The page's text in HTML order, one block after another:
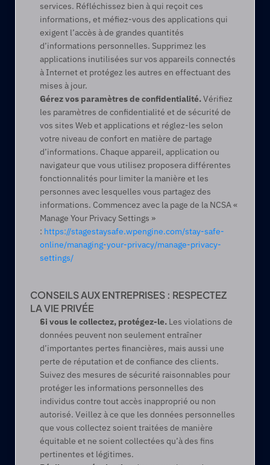
services. Réfléchissez bien à qui reçoit ces
informations, et méfiez-vous des applications qui
exigent l’accès à de grandes quantités
d’informations personnelles. Supprimez les
applications inutilisées sur vos appareils connectés
à Internet et protégez les autres en effectuant des
mises à jour.
Gérez vos paramètres de confidentialité. Vérifiez
les paramètres de confidentialité et de sécurité de
vos sites Web et applications et réglez-les selon
votre niveau de confort en matière de partage
d’informations. Chaque appareil, application ou
navigateur que vous utilisez proposera différentes
fonctionnalités pour limiter la manière et les
personnes avec lesquelles vous partagez des
informations. Commencez avec la page de la NCSA «
Manage Your Privacy Settings »
: https://stagestaysafe.wpengine.com/stay-safe-
online/managing-your-privacy/manage-privacy-
settings/
CONSEILS AUX ENTREPRISES : RESPECTEZ
LA VIE PRIVÉE
Si vous le collectez, protégez-le. Les violations de
données peuvent non seulement entraîner
d’importantes pertes financières, mais aussi une
perte de réputation et de confiance des clients.
Suivez des mesures de sécurité raisonnables pour
protéger les informations personnelles des
individus contre tout accès inapproprié ou non
autorisé. Veillez à ce que les données personnelles
que vous collectez soient traitées de manière
équitable et ne soient collectées qu’à des fins
pertinentes et légitimes.